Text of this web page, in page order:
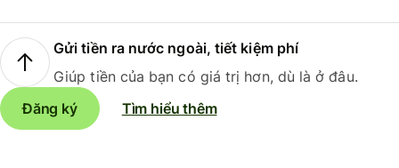
Gửi tiền ra nước ngoài, tiết kiệm phí
Giúp tiền của bạn có giá trị hơn, dù là ở đâu.
Đăng ký
Tìm hiểu thêm